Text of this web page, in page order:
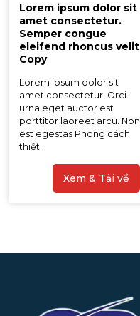
Lorem ipsum dolor sit
amet consectetur.
Semper congue
eleifend rhoncus velit
Copy
Lorem ipsum dolor sit
amet consectetur. Orci
urna eget auctor est
porttitor laoreet arcu. Non
est egestas Phong cách
thiết...
Xem & Tải về